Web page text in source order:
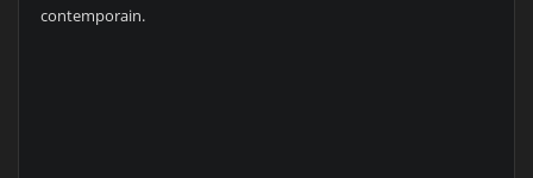
contemporain.